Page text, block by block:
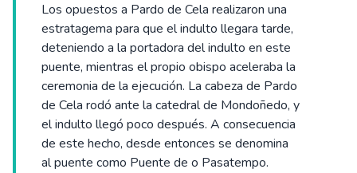
Los opuestos a Pardo de Cela realizaron una
estratagema para que el indulto llegara tarde,
deteniendo a la portadora del indulto en este
puente, mientras el propio obispo aceleraba la
ceremonia de la ejecución. La cabeza de Pardo
de Cela rodó ante la catedral de Mondoñedo, y
el indulto llegó poco después. A consecuencia
de este hecho, desde entonces se denomina
al puente como Puente de o Pasatempo.